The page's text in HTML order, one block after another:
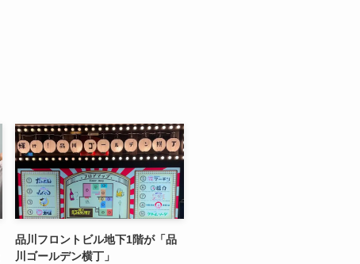
品川フロントビル地下1階が「品
川ゴールデン横丁」